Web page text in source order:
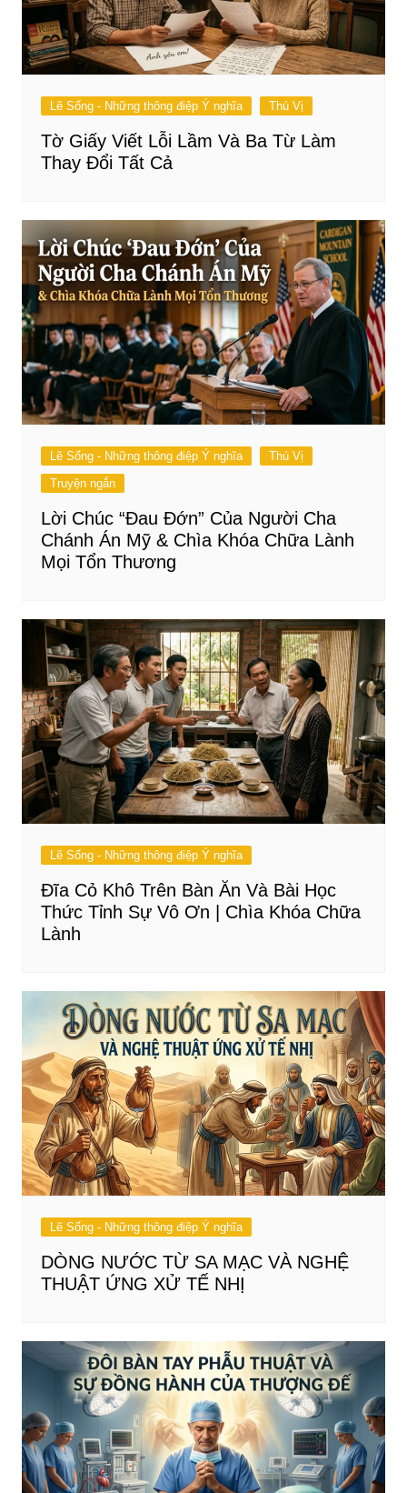
Lẽ Sống - Những thông điệp Ý nghĩa Thú Vị
Tờ Giấy Viết Lỗi Lầm Và Ba Từ Làm
Thay Đổi Tất Cả
Lẽ Sống - Những thông điệp Ý nghĩa
Thú Vị
Truyện ngắn
Lời Chúc “Đau Đớn” Của Người Cha
Chánh Án Mỹ & Chìa Khóa Chữa Lành
Mọi Tổn Thương
Lẽ Sống - Những thông điệp Ý nghĩa
Đĩa Cỏ Khô Trên Bàn Ăn Và Bài Học
Thức Tỉnh Sự Vô Ơn | Chìa Khóa Chữa
Lành
Lẽ Sống - Những thông điệp Ý nghĩa
DÒNG NƯỚC TỪ SA MẠC VÀ NGHỆ
THUẬT ỨNG XỬ TẾ NHỊ